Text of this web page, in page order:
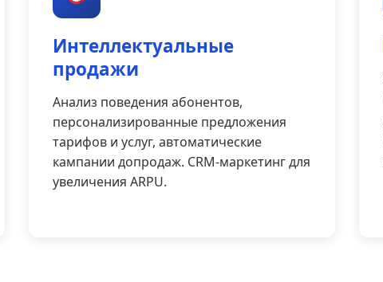
Интеллектуальные
продажи
Анализ поведения абонентов,
персонализированные предложения
тарифов и услуг, автоматические
кампании допродаж. CRM-маркетинг для
увеличения ARPU.